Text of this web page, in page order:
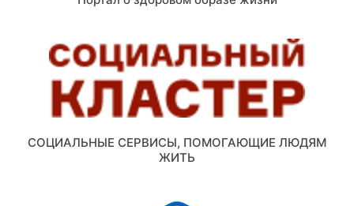
СОЦИАЛЬНЫЕ СЕРВИСЫ, ПОМОГАЮЩИЕ ЛЮДЯМ
ЖИТЬ